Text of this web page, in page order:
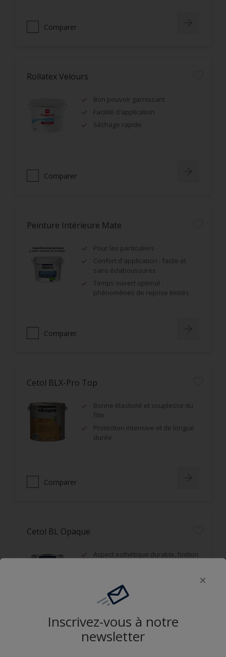
Comparer
Rollatex Velours
Bon pouvoir garnissant
Facilité d'application
Séchage rapide
Comparer
Peinture Intérieure Mate
Pour les particuliers
Confort d'application : facile et
sans éclaboussures
Temps ouvert optimal :
phénomènes de reprise limités
Comparer
Cetol BLX-Pro Top
Bonne élasticité et souplesse du
film
Protection intensive et de longue
durée
Comparer
Cetol BL Opaque
Aspect esthétique durable, finition
ou d'aspect hétérogène
Résistance aux UV et durabilité du
Inscrivez-vous à notre
newsletter